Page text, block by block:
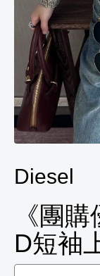
Diesel
《團
D短袖